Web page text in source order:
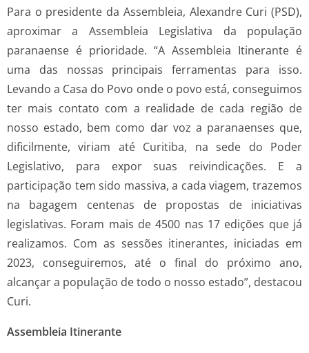
Para o presidente da Assembleia, Alexandre Curi (PSD),
aproximar a Assembleia Legislativa da população
paranaense é prioridade. “A Assembleia Itinerante é
uma das nossas principais ferramentas para isso.
Levando a Casa do Povo onde o povo está, conseguimos
ter mais contato com a realidade de cada região de
nosso estado, bem como dar voz a paranaenses que,
dificilmente, viriam até Curitiba, na sede do Poder
Legislativo, para expor suas reivindicações. E a
participação tem sido massiva, a cada viagem, trazemos
na bagagem centenas de propostas de iniciativas
legislativas. Foram mais de 4500 nas 17 edições que já
realizamos. Com as sessões itinerantes, iniciadas em
2023, conseguiremos, até o final do próximo ano,
alcançar a população de todo o nosso estado”, destacou
Curi.
Assembleia Itinerante